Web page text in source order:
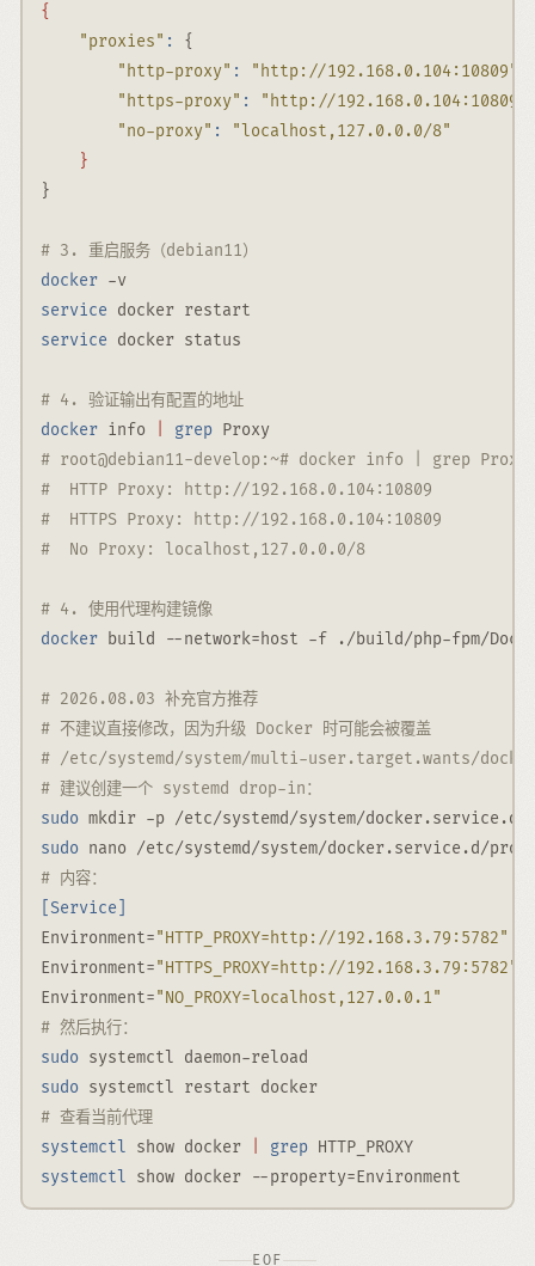
{
"proxies" :
{
"http-proxy" : "http://192.168.0.104:10809"
"https-proxy" : "http://192.168.0.104:10809"
"no-proxy" :
"localhost,127.0.0.0/8"
}
}
# 3. 重启服务（debian11）
docker -v
service docker restart
service docker status
# 4. 验证输出有配置的地址
docker info grep Proxy
# root@debian11-develop:~# docker info | grep Proxy
#  HTTP Proxy: http://192.168.0.104:10809
#  HTTPS Proxy: http://192.168.0.104:10809
#  No Proxy: localhost,127.0.0.0/8
# 4. 使用代理构建镜像
docker build --network=host -f ./build/php-fpm/
# 2026.08.03 补充官方推荐
# 不建议直接修改，因为升级 Docker 时可能会被覆盖
# /etc/systemd/system/multi-user.target.wants/
# 建议创建一个 systemd drop-in：
sudo mkdir -p /etc/systemd/system/docker.service.d
sudo nano /etc/systemd/system/docker.service.d/
# 内容：
[Service]
Environment="HTTP_PROXY=http://192.168.3.79:5782"
Environment="HTTPS_PROXY=http://192.168.3.79:5782"
Environment="NO_PROXY=localhost,127.0.0.1"
# 然后执行：
sudo systemctl daemon-reload
sudo systemctl restart docker
# 查看当前代理
systemctl show docker grep HTTP_PROXY
systemctl show docker --property=Environment
EOF